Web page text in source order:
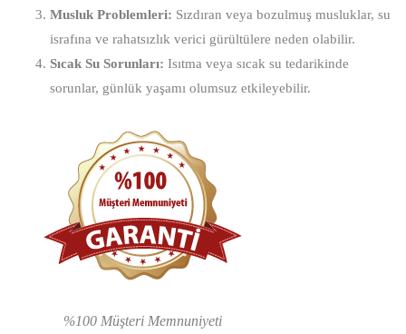
Musluk Problemleri: Sızdıran veya bozulmuş musluklar, su
israfına ve rahatsızlık verici gürültülere neden olabilir.
Sıcak Su Sorunları: Isıtma veya sıcak su tedarikinde
sorunlar, günlük yaşamı olumsuz etkileyebilir.
%100 Müşteri Memnuniyeti